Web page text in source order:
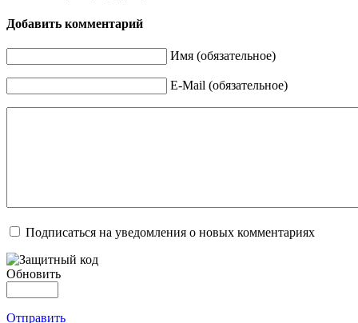
Добавить комментарий
Имя (обязательное)
E-Mail (обязательное)
Подписаться на уведомления о новых комментариях
Обновить
Отправить